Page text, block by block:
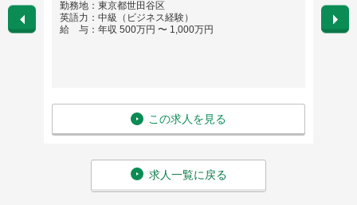
勤務地：東京都世田谷区
英語力：中級（ビジネス経験）
給 与：年収 500万円 〜 1,000万円
この求人を見る
勤務
英語
給
求人一覧に戻る